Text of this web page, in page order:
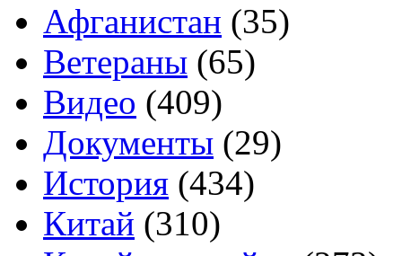
Афганистан (35)
Ветераны (65)
Видео (409)
Документы (29)
История (434)
Китай (310)